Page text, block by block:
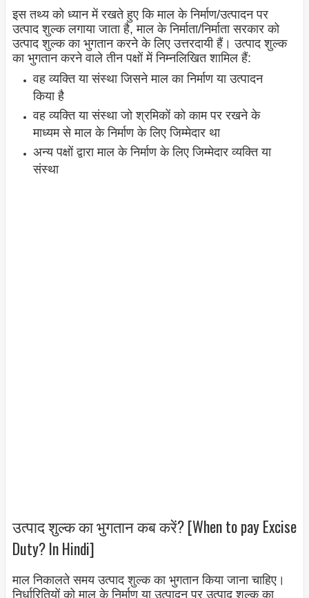
इस तथ्य को ध्यान में रखते हुए कि माल के निर्माण/उत्पादन पर
उत्पाद शुल्क लगाया जाता है, माल के निर्माता/निर्माता सरकार को
उत्पाद शुल्क का भुगतान करने के लिए उत्तरदायी हैं। उत्पाद शुल्क
का भुगतान करने वाले तीन पक्षों में निम्नलिखित शामिल हैं:
वह व्यक्ति या संस्था जिसने माल का निर्माण या उत्पादन
किया है
वह व्यक्ति या संस्था जो श्रमिकों को काम पर रखने के
माध्यम से माल के निर्माण के लिए जिम्मेदार था
अन्य पक्षों द्वारा माल के निर्माण के लिए जिम्मेदार व्यक्ति या
संस्था
उत्पाद शुल्क का भुगतान कब करें? [When to pay Excise
Duty? In Hindi]
माल निकालते समय उत्पाद शुल्क का भुगतान किया जाना चाहिए।
निर्धारितियों को माल के निर्माण या उत्पादन पर उत्पाद शुल्क का